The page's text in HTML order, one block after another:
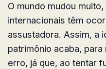
O mundo mudou
internacionais têm
assustadora. Assim, a
patrimônio acaba,
erro, já que, ao tentar